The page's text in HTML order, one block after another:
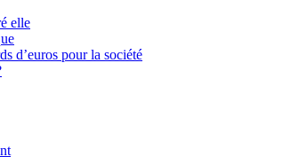
elle
d’euros pour la société